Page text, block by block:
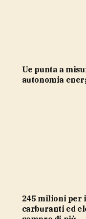
Ue punta a misure strutturali per
autonomia
245 milioni per il gasolio, ma
carburanti ed